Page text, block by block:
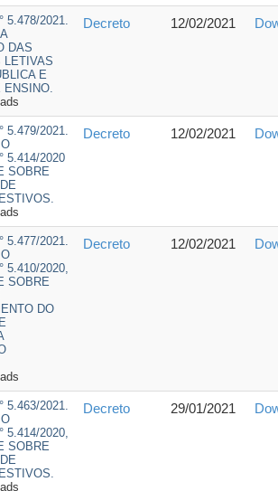
5.478/2021.
DAS
LETIVAS
E
ENSINO.
Decreto 12/02/2021
5.479/2021.
5.414/2020
SOBRE
Decreto 12/02/2021
5.477/2021.
5.410/2020,
SOBRE
DO
Decreto 12/02/2021
5.463/2021.
5.414/2020,
SOBRE
Decreto 29/01/2021